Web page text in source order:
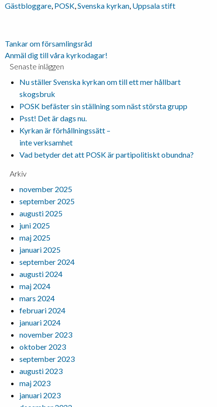
Gästbloggare, POSK,Svenska kyrkan, Uppsala stift
Inläggsnavigering
Tankar om församlingsråd
Anmäl dig till våra kyrkodagar!
Senaste inläggen
Nu ställer Svenska kyrkan om till ett mer hållbart
skogsbruk
POSK befäster sin ställning som näst största grupp
Psst! Det är dags nu.
Kyrkan är förhållningssätt –
inte verksamhet
Vad betyder det att POSK är partipolitiskt obundna?
Arkiv
november 2025
september 2025
augusti 2025
juni 2025
maj 2025
januari 2025
september 2024
augusti 2024
maj 2024
mars 2024
februari 2024
januari 2024
november 2023
oktober 2023
september 2023
augusti 2023
maj 2023
januari 2023